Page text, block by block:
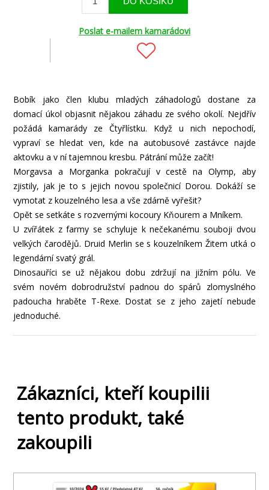
Poslat e-mailem kamarádovi
Bobík jako člen klubu mladých záhadologů dostane za
domací úkol objasnit nějakou záhadu ze svého okolí. Nejdřív
požádá kamarády ze Čtyřlístku. Když u nich nepochodí,
vypraví se hledat ven, kde na autobusové zastávce najde
aktovku a v ní tajemnou kresbu. Pátrání může začít!
Morgavsa a Morganka pokračují v cestě na Olymp, aby
zjistily, jak je to s jejich novou společnicí Dorou. Dokáží se
vymotat z kouzelného lesa a vše zdárně vyřešit?
Opět se setkáte s rozvernými kocoury Kňourem a Mníkem.
U zvířátek z farmy se schyluje k nečekanému souboji dvou
velkých čarodějů. Druid Merlin se s kouzelníkem Žitem utká o
legendární svatý grál.
Dinosauříci se už nějakou dobu zdržují na jižním pólu. Ve
svém novém dobrodružství padnou do spárů zlomyslného
padoucha hraběte T-Rexe. Dostat se z jeho zajetí nebude
jednoduché.
Zákazníci, kteří koupilii
tento produkt, také
zakoupili